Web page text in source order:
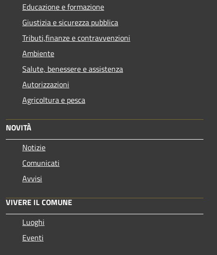
Educazione e formazione
Giustizia e sicurezza pubblica
Tributi,finanze e contravvenzioni
Ambiente
Salute, benessere e assistenza
Autorizzazioni
Agricoltura e pesca
NOVITÀ
Notizie
Comunicati
Avvisi
VIVERE IL COMUNE
Luoghi
Eventi